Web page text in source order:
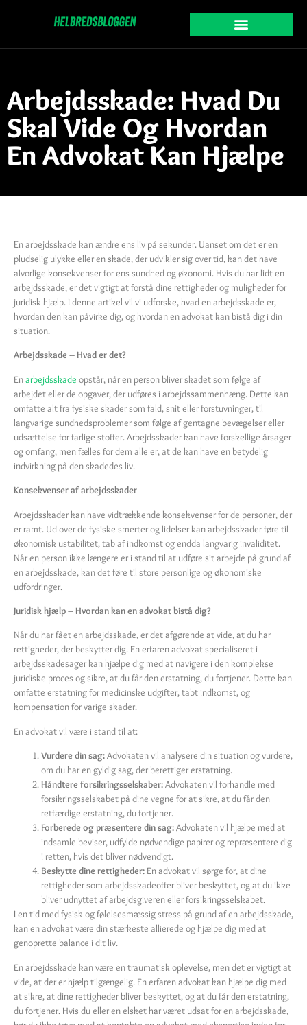
Arbejdsskade: Hvad Du
Skal Vide Og Hvordan
En Advokat Kan Hjælpe
En arbejdsskade kan ændre ens liv på sekunder. Uanset om det er en
pludselig ulykke eller en skade, der udvikler sig over tid, kan det have
alvorlige konsekvenser for ens sundhed og økonomi. Hvis du har lidt en
arbejdsskade, er det vigtigt at forstå dine rettigheder og muligheder for
juridisk hjælp. I denne artikel vil vi udforske, hvad en arbejdsskade er,
hvordan den kan påvirke dig, og hvordan en advokat kan bistå dig i din
situation.
Arbejdsskade – Hvad er det?
Enarbejdsskade opstår, når en person bliver skadet som følge af
arbejdet eller de opgaver, der udføres i arbejdssammenhæng. Dette kan
omfatte alt fra fysiske skader som fald, snit eller forstuvninger, til
langvarige sundhedsproblemer som følge af gentagne bevægelser eller
udsættelse for farlige stoffer. Arbejdsskader kan have forskellige årsager
og omfang, men fælles for dem alle er, at de kan have en betydelig
indvirkning på den skadedes liv.
Konsekvenser af arbejdsskader
Arbejdsskader kan have vidtrækkende konsekvenser for de personer, der
er ramt. Ud over de fysiske smerter og lidelser kan arbejdsskader føre til
økonomisk ustabilitet, tab af indkomst og endda langvarig invaliditet.
Når en person ikke længere er i stand til at udføre sit arbejde på grund af
en arbejdsskade, kan det føre til store personlige og økonomiske
udfordringer.
Juridisk hjælp – Hvordan kan en advokat bistå dig?
Når du har fået en arbejdsskade, er det afgørende at vide, at du har
rettigheder, der beskytter dig. En erfaren advokat specialiseret i
arbejdsskadesager kan hjælpe dig med at navigere i den komplekse
juridiske proces og sikre, at du får den erstatning, du fortjener. Dette kan
omfatte erstatning for medicinske udgifter, tabt indkomst, og
kompensation for varige skader.
En advokat vil være i stand til at:
Vurdere din sag:Advokaten vil analysere din situation og vurdere,
om du har en gyldig sag, der berettiger erstatning.
Håndtere forsikringsselskaber:Advokaten vil forhandle med
forsikringsselskabet på dine vegne for at sikre, at du får den
retfærdige erstatning, du fortjener.
Forberede og præsentere din sag:Advokaten vil hjælpe med at
indsamle beviser, udfylde nødvendige papirer og repræsentere dig
i retten, hvis det bliver nødvendigt.
Beskytte dine rettigheder: En advokat vil sørge for, at dine
rettigheder som arbejdsskadeoffer bliver beskyttet, og at du ikke
bliver udnyttet af arbejdsgiveren eller forsikringsselskabet.
I en tid med fysisk og følelsesmæssig stress på grund af en arbejdsskade,
kan en advokat være din stærkeste allierede og hjælpe dig med at
genoprette balance i dit liv.
En arbejdsskade kan være en traumatisk oplevelse, men det er vigtigt at
vide, at der er hjælp tilgængelig. En erfaren advokat kan hjælpe dig med
at sikre, at dine rettigheder bliver beskyttet, og at du får den erstatning,
du fortjener. Hvis du eller en elsket har været udsat for en arbejdsskade,